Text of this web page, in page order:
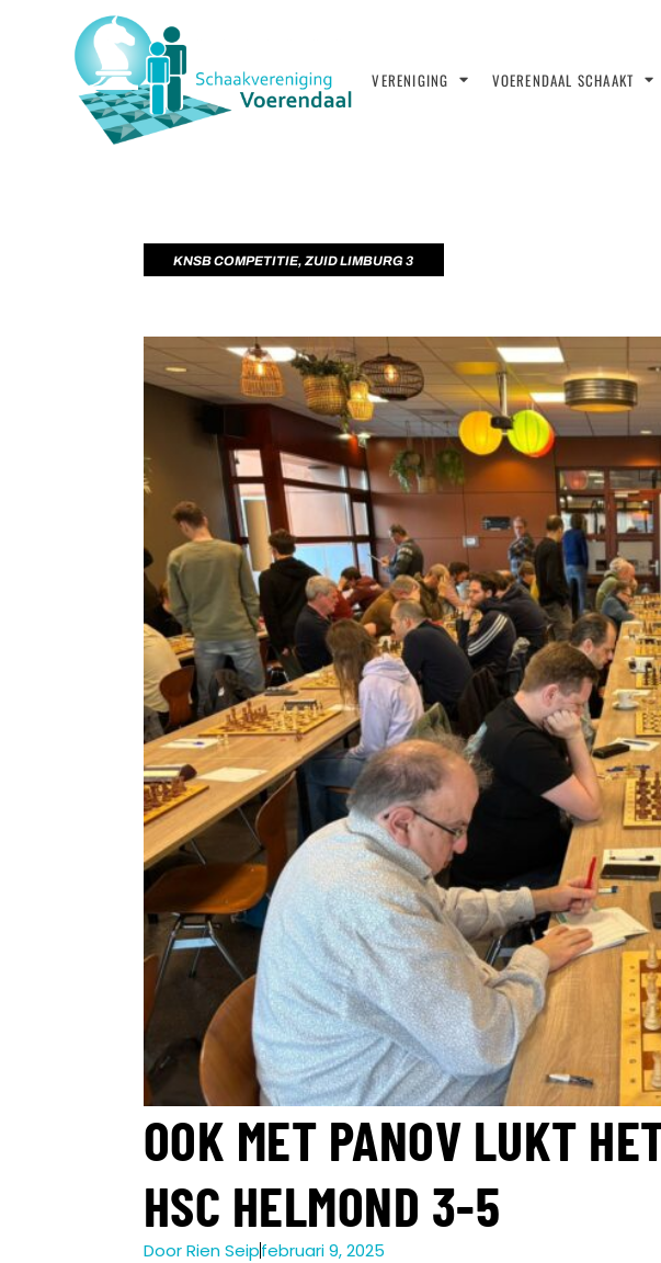
VERENIGING VOERENDAAL SCHAAKT
KNSB COMPETITIE,ZUID LIMBURG 3
OOK MET PANOV LUKT
HSC HELMOND 3-5
DoorRien Seipfebruari 9, 2025